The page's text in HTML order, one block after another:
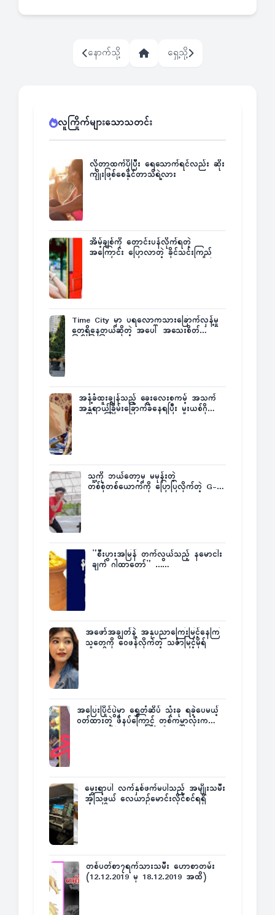
နောက်သို့ ရှေ့သို့
လူကြိုက်များသောသတင်း
လိုတာထက်ပိုပြီး ရေသောက်ရင်လည်း ဆိုး
ကျိုးဖြစ်စေနိုင်တာသိရဲ့လား
အိမ့်ချစ်ကို တောင်းပန်လိုက်ရတဲ့
အကြောင်း ပြောလာတဲ့ ခိုင်သင်းကြည်
Time City မှာ ပရလောကသားခြောက်လှန့်မှု
တွေရှိနေတယ်ဆိုတဲ့ အပေါ် အသေးစိတ်
အနံ့ခံထူးချွန်သည့် ခွေးလေးစကမ့် အသက်
အန္တရာယ်ခြိမ်းခြောက်ခံနေရပြီး မူးယစ်ဂိုဏ်း
သူ့ကို ဘယ်တော့မှ မမုန်းတဲ့
တစ်စုံတစ်ယောက်ကို ပြောပြလိုက်တဲ့ G-
”စီးပွားအမြန် တက်လွယ်သည့် နမောငါး
ချက် ဂါထာတော်” ……
အဖော်အချွတ်နဲ့ အနုပညာကြေးမြင့်နေကြ
သူတွေကို ဝေဖန်လိုက်တဲ့ သင်္ဇာမြင့်မိုရ်
အပြေးပြိုင်ပွဲမှာ ရွှေတံဆိပ် သုံးခု ရခဲ့ပေမယ့်
ဝတ်ထားတဲ့ ဖိနပ်ကြောင့် တစ်ကမ္ဘာလုံးက
မွေးရာပါ လက်နှစ်ဖက်မပါသည့် အမျိုးသမီး
အံ့သြဖွယ် လေယာဉ်မောင်းလိုင်စင်ရရှိ
တစ်ပတ်စာ၇ရက်သားသမီး ဟောစာတမ်း
(12.12.2019 မှ 18.12.2019 အထိ)